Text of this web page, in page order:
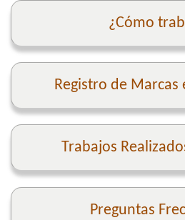
¿Cómo
Registro de Marcas
Trabajos
Preguntas